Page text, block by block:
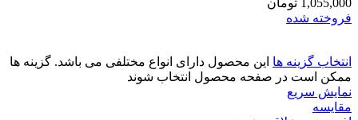
1,055,000
تومان
فروخته شده
انتخاب گزینه ها این محصول دارای انواع مختلفی می باشد. گزینه ها
ممکن است در صفحه محصول انتخاب شوند
نمایش سریع
مقايسه